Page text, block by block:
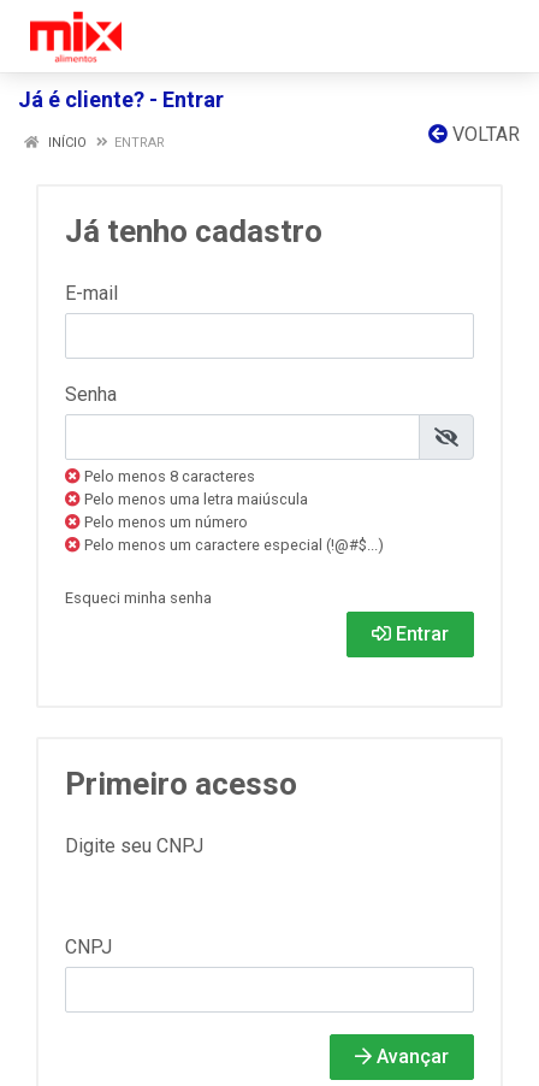
Já é cliente? - Entrar
VOLTAR
INÍCIO ENTRAR
Já tenho cadastro
E-mail
Senha
Pelo menos 8 caracteres
Pelo menos uma letra maiúscula
Pelo menos um número
Pelo menos um caractere especial (!@#$...)
Esqueci minha senha
Entrar
Primeiro acesso
Digite seu CNPJ
CNPJ
Avançar